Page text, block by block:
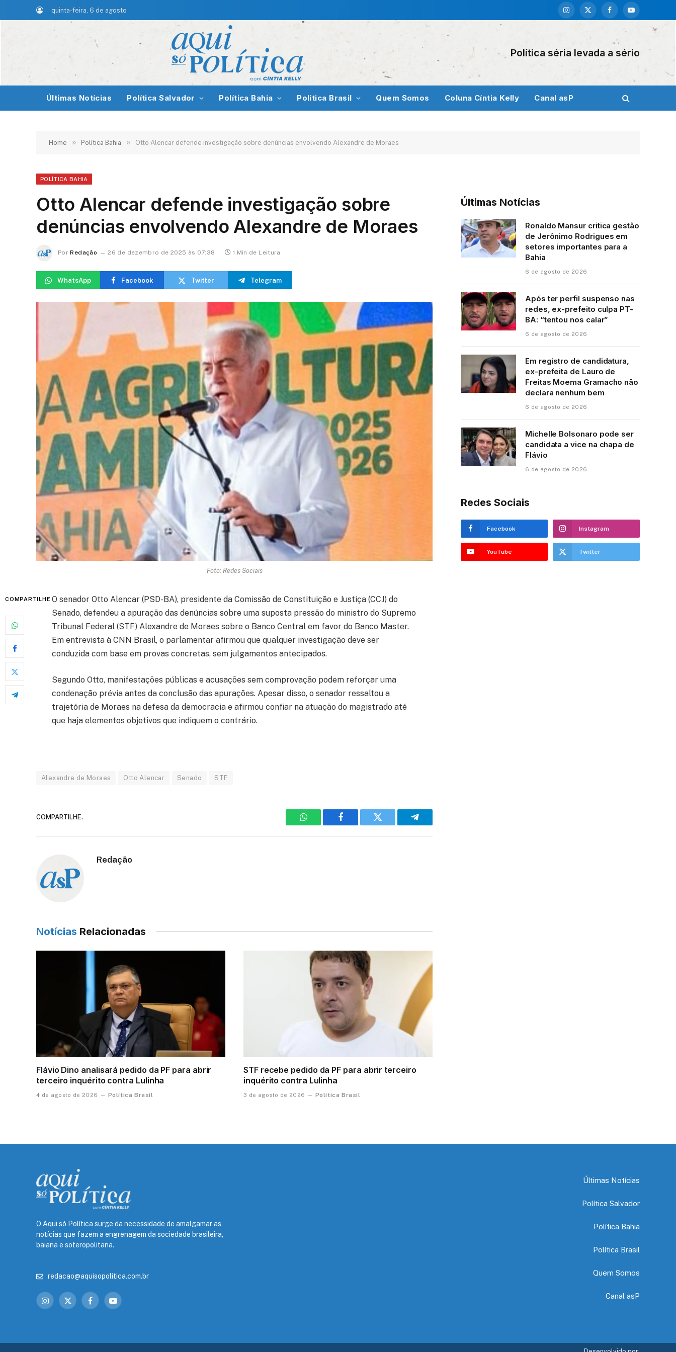
quinta-feira, 6 de agosto
Instagram
X
FacebookYouTube
Política séria levada a sério
Últimas Notícias Política Salvador Política Bahia Política Brasil Quem Somos Coluna Cíntia Kelly Canal asP
Home » Política Bahia » Otto Alencar defende investigação sobre denúncias envolvendo Alexandre de Moraes
POLÍTICA BAHIA
Otto Alencar defende investigação sobre
denúncias envolvendo Alexandre de Moraes
Por Redação 26 de dezembro de 2025 às 07:38 1 Min de Leitura
WhatsApp Facebook Twitter Telegram
Foto: Redes Sociais
COMPARTILHE O senador Otto Alencar (PSD-BA), presidente da Comissão de Constituição e Justiça (CCJ) do
Senado, defendeu a apuração das denúncias sobre uma suposta pressão do ministro do Supremo
Tribunal Federal (STF) Alexandre de Moraes sobre o Banco Central em favor do Banco Master.
Em entrevista à CNN Brasil, o parlamentar afirmou que qualquer investigação deve ser
conduzida com base em provas concretas, sem julgamentos antecipados.
Segundo Otto, manifestações públicas e acusações sem comprovação podem reforçar uma
condenação prévia antes da conclusão das apurações. Apesar disso, o senador ressaltou a
trajetória de Moraes na defesa da democracia e afirmou confiar na atuação do magistrado até
que haja elementos objetivos que indiquem o contrário.
Alexandre de Moraes Otto Alencar Senado STF
COMPARTILHE.
WhatsAppFacebook Twitter Telegram
Redação
Notícias Relacionadas
Flávio Dino analisará pedido da PF para abrir
terceiro inquérito contra Lulinha
4 de agosto de 2026 Política Brasil
STF recebe pedido da PF para abrir terceiro
inquérito contra Lulinha
3 de agosto de 2026 Política Brasil
Últimas Notícias
Ronaldo Mansur critica gestão
de Jerônimo Rodrigues em
setores importantes para a
Bahia
6 de agosto de 2026
Após ter perfil suspenso nas
redes, ex-prefeito culpa PT-
BA: “tentou nos calar”
6 de agosto de 2026
Em registro de candidatura,
ex-prefeita de Lauro de
Freitas Moema Gramacho não
declara nenhum bem
6 de agosto de 2026
Michelle Bolsonaro pode ser
candidata a vice na chapa de
Flávio
6 de agosto de 2026
Redes Sociais
Facebook Instagram
YouTube Twitter
O Aqui só Política surge da necessidade de amalgamar as
notícias que fazem a engrenagem da sociedade brasileira,
baiana e soteropolitana.
redacao@aquisopolitica.com.br
Instagram
X
FacebookYouTube
Últimas Notícias
Política Salvador
Política Bahia
Política Brasil
Quem Somos
Canal asP